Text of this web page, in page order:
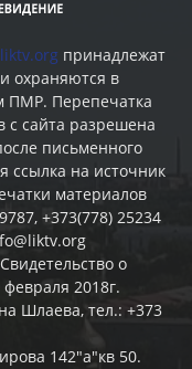
liktv.org принадлежат
охраняются в
ПМР. Перепечатка
c сайта разрешена
письменного
ссылка на источник
материалов
+373(778) 25234
о
2018г.
Шлаева, тел.: +373
142"а"кв 50.